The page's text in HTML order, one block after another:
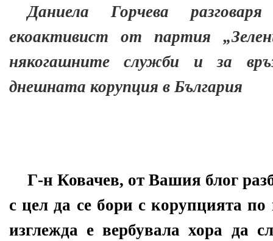
Даниела Горчева
екоактивист от партия
някогашните служби и за
днешната корупция в България
Г-н Ковачев, от Вашия блог
с цел да се бори с корупцията
изглежда е вербувала хора да